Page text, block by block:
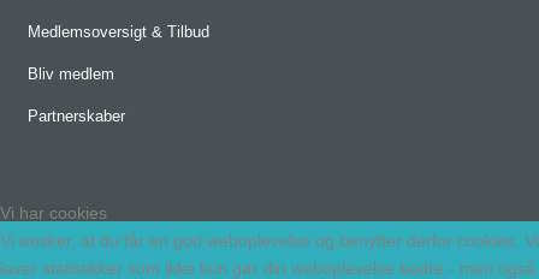
Medlemsoversigt & Tilbud
Bliv medlem
Partnerskaber
Vi har cookies
Vi ønsker, at du får en god weboplevelse og benytter derfor cookies. Vi
laver statistikker som ikke kun gør din weboplevelse bedre - men også